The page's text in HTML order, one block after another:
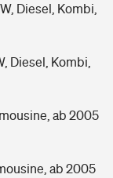
Diesel, Kombi,
Diesel, Kombi,
ab 2005
ab 2005